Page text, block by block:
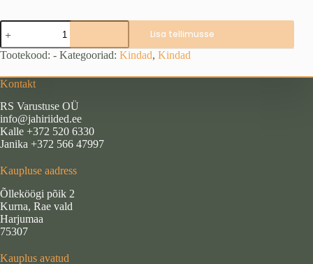
SEELAND
laskmiskindad
kogus
Lisa tellimusse
Tootekood: - Kategooriad: Kindad, Kindad
Kontakt
RS Varustuse OÜ
info@jahiriided.ee
Kalle +372 520 6330
Janika +372 566 47997
Kaupluse aadress
Õlleköögi põik 2
Kurna, Rae vald
Harjumaa
75307
Kauplus avatud